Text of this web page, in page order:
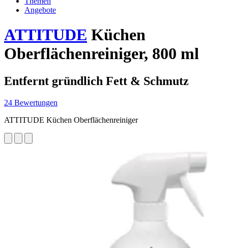
Angebote
ATTITUDE Küchen
Oberflächenreiniger, 800 ml
Entfernt gründlich Fett & Schmutz
24 Bewertungen
ATTITUDE Küchen Oberflächenreiniger